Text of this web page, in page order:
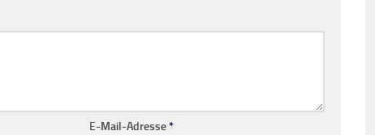
E-Mail-Adresse*